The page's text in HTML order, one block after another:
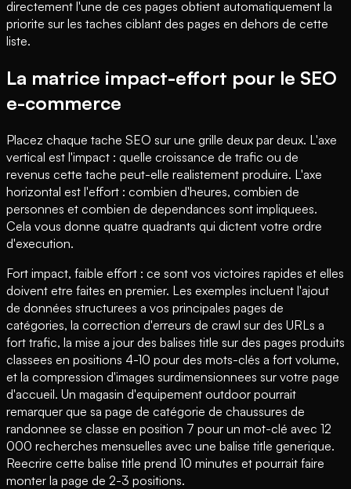
directement l'une de ces pages obtient automatiquement la
priorite sur les taches ciblant des pages en dehors de cette
liste.
La matrice impact-effort pour le SEO
e-commerce
Placez chaque tache SEO sur une grille deux par deux. L'axe
vertical est l'impact : quelle croissance de trafic ou de
revenus cette tache peut-elle realistement produire. L'axe
horizontal est l'effort : combien d'heures, combien de
personnes et combien de dependances sont impliquees.
Cela vous donne quatre quadrants qui dictent votre ordre
d'execution.
Fort impact, faible effort : ce sont vos victoires rapides et elles
doivent etre faites en premier. Les exemples incluent l'ajout
de données structurees a vos principales pages de
catégories, la correction d'erreurs de crawl sur des URLs a
fort trafic, la mise a jour des balises title sur des pages produits
classees en positions 4-10 pour des mots-clés a fort volume,
et la compression d'images surdimensionnees sur votre page
d'accueil. Un magasin d'equipement outdoor pourrait
remarquer que sa page de catégorie de chaussures de
randonnee se classe en position 7 pour un mot-clé avec 12
000 recherches mensuelles avec une balise title generique.
Reecrire cette balise title prend 10 minutes et pourrait faire
monter la page de 2-3 positions.